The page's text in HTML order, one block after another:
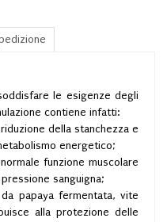
le esigenze degli
contiene infatti:
della stanchezza e
energetico;
funzione muscolare
sanguigna;
papaya fermentata, vite
alla protezione delle